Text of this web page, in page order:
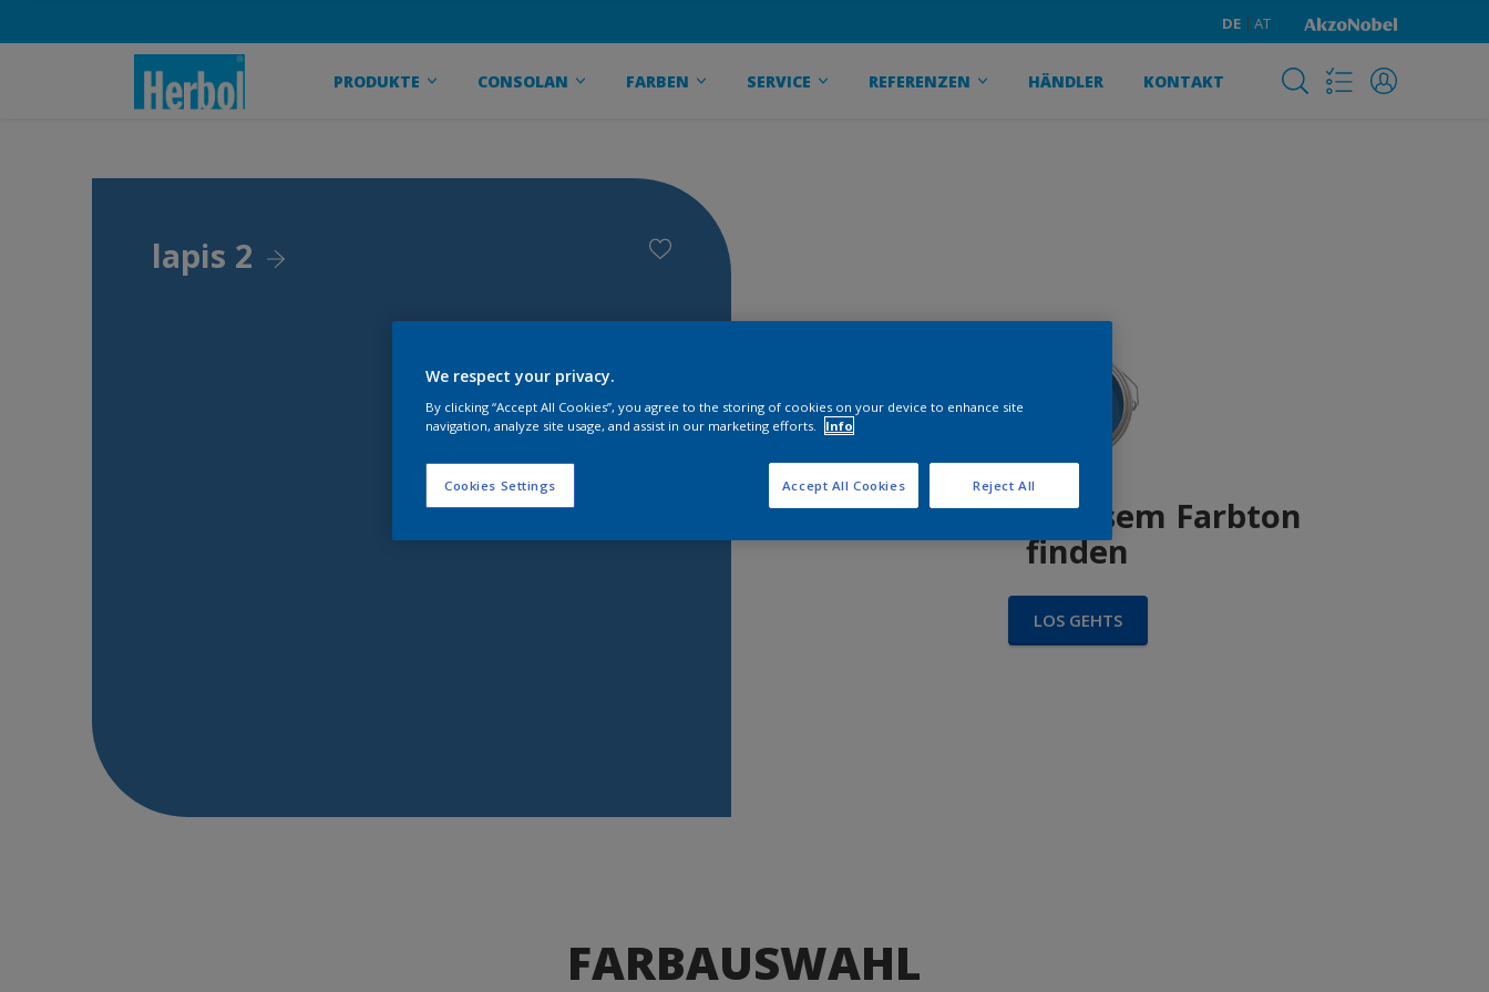
DE AT
PRODUKTE CONSOLAN FARBEN SERVICE REFERENZEN HÄNDLER KONTAKT
lapis 2
Produkte in diesem Farbton
finden
LOS GEHTS
FARBAUSWAHL
We respect your privacy.
By clicking “Accept All Cookies”, you agree to the storing of cookies on your device to enhance site
navigation, analyze site usage, and assist in our marketing efforts.
Info
Cookies Settings Reject All
Accept All Cookies